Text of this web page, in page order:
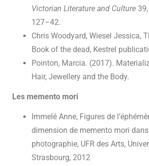
Victorian Literature and Culture
127–42.
Chris Woodyard, Wiesel Jessica,
Book of the dead, Kestrel
Pointon, Marcia. (2017).
Hair, Jewellery and the Body.
Les memento mori
Immelé Anne, Figures de
dimension de memento mori
photographie, UFR des Arts,
Strasbourg, 2012